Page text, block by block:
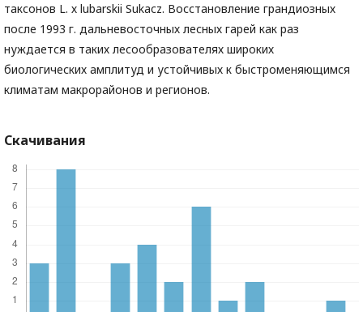
таксонов L. х lubarskii Sukacz. Восстановление грандиозных
после 1993 г. дальневосточных лесных гарей как раз
нуждается в таких лесообразователях широких
биологических амплитуд и устойчивых к быстроменяющимся
климатам макрорайонов и регионов.
Скачивания